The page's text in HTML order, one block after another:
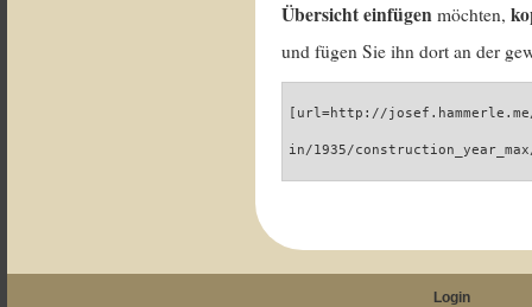
Übersicht einfügen möchten,
und fügen Sie ihn dort an der
[url=http://
in/1935/
Login